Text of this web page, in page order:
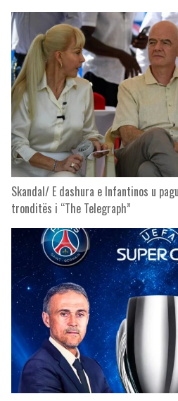
Skandal/ E dashura e Infantinos u
tronditës i “The Telegraph”